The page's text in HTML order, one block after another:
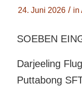
24. Juni 2026 / in
SOEBEN
Darjeeling
Puttabong